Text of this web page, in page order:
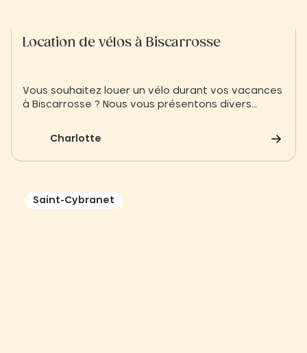
Location de vélos à Biscarrosse
Vous souhaitez louer un vélo durant vos vacances
à Biscarrosse ? Nous vous présentons divers
Charlotte
Saint-Cybranet